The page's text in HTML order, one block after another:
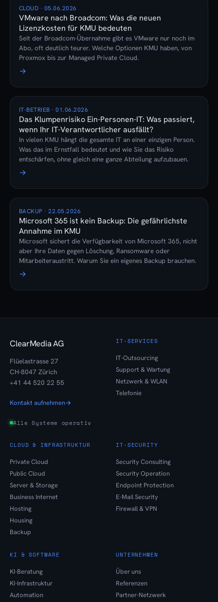
CLOUD · 05.06.2026
VMware nach Broadcom: Was die neuen
Lizenzkosten für KMU bedeuten
Seit der Broadcom-Übernahme gibt es VMware nur noch im
Abo, oft deutlich teurer. Welche Optionen KMU haben, von
Proxmox bis zur Managed Private Cloud.
→
IT-BETRIEB · 01.06.2026
Das Klumpenrisiko Ein-Personen-IT: Was passiert,
wenn Ihr IT-Verantwortlicher ausfällt?
In vielen KMU hängt die gesamte IT an einer einzigen Person.
Was das im Ernstfall bedeutet und wie Sie das Risiko
entschärfen, ohne gleich eine ganze Abteilung aufzubauen.
→
BACKUP · 22.05.2026
Microsoft 365 ist kein Backup: Die gefährlichste
Annahme im KMU
Microsoft sichert die Verfügbarkeit von Microsoft 365, nicht
aber Ihre Daten gegen Löschung, Ransomware oder
Mitarbeiteraustritt. Warum Sie ein eigenes Backup brauchen.
→
ClearMedia AG
Flüelastrasse 27
CH-8047 Zürich
+41 44 520 22 55
Kontakt aufnehmen→
Alle Systeme operativ
IT-SERVICES
IT-Outsourcing
Support & Wartung
Netzwerk & WLAN
Telefonie
CLOUD & INFRASTRUKTUR
Private Cloud
Public Cloud
Server & Storage
Business Internet
Hosting
Housing
Backup
IT-SECURITY
Security Consulting
Security Operation
Endpoint Protection
E-Mail Security
Firewall & VPN
KI & SOFTWARE
KI-Beratung
KI-Infrastruktur
Automation
UNTERNEHMEN
Über uns
Referenzen
Partner-Netzwerk